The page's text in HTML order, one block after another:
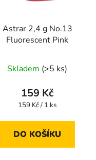
Astrar 2,4 g No.13
Fluorescent Pink
Skladem (>5 ks)
159 Kč
Měrná
159 Kč / 1 ks
DO KOŠÍKU